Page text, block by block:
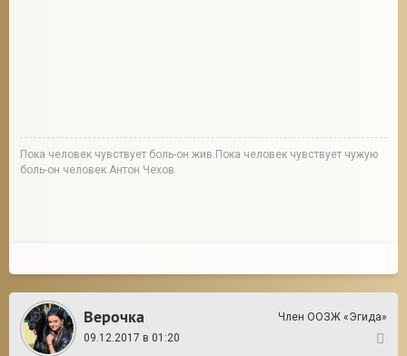
Пока человек чувствует боль-он жив.Пока человек чувствует чужую
боль-он человек.Антон Чехов.
Верочка
Член ООЗЖ «Эгида»
09.12.2017 в 01:20